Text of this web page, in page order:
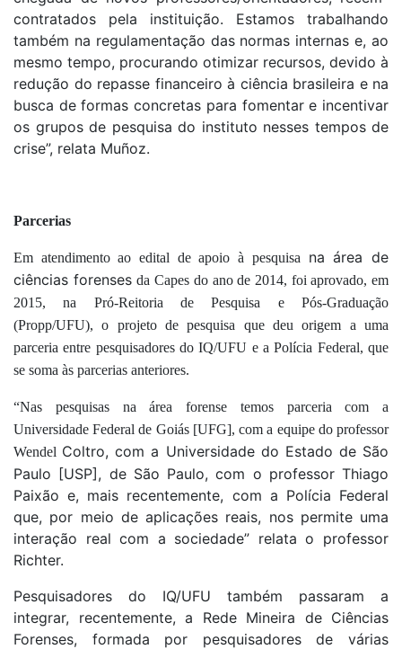
contratados pela instituição. Estamos trabalhando
também na regulamentação das normas internas e, ao
mesmo tempo, procurando otimizar recursos, devido à
redução do repasse financeiro à ciência brasileira e na
busca de formas concretas para fomentar e incentivar
os grupos de pesquisa do instituto nesses tempos de
crise”, relata Muñoz.
Parcerias
Em atendimento ao edital de apoio à pesquisa na área de
ciências forensesda Capes do ano de 2014, foi aprovado, em
2015, na Pró-Reitoria de Pesquisa e Pós-Graduação
(Propp/UFU),o projeto de pesquisa que deu origem a uma
parceria entre pesquisadores do IQ/UFU e a Polícia Federal, que
se soma às parcerias anteriores.
“Nas pesquisas na área forense temos parceria com a
Universidade Federal de Goiás [UFG], com a equipe do professor
Wendel Coltro, com a Universidade do Estado de São
Paulo [USP], de São Paulo, com o professor Thiago
Paixão e, mais recentemente, com a Polícia Federal
que, por meio de aplicações reais, nos permite uma
interação real com a sociedade” relata o professor
Richter.
Pesquisadores do IQ/UFU também passaram a
integrar, recentemente, a Rede Mineira de Ciências
Forenses, formada por pesquisadores de várias